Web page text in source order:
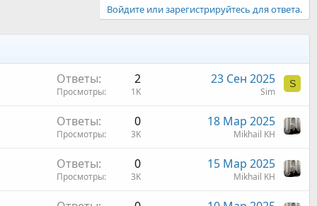
о
л
о
Войдите или зарегистрируйтесь для ответа.
Ответы 2
Просмотры 1K
23 Сен 2025
Sim
S
Ответы 0
Просмотры 3K
18 Мар 2025
Mikhail KH
Ответы 0
Просмотры 3K
15 Мар 2025
Mikhail KH